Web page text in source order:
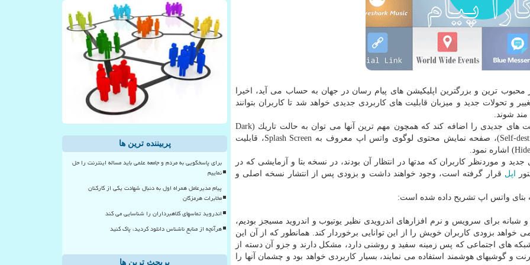
ترین و بزرگترین اپلیكیشن های پیام رسان در جهان به حساب می آید، اخیرا
تحولات جدید و میزبان قابلیت های كاربردی جدیدی خواهد شد تا كاربران بتوانند
واتس اپ در نسخه جدید و آزمایشی خود می خواهد قابلیت های جدیدی را اضافه كند كه همچون مهم ترین آنها می توان به حالت تاریك (Dark
Mode)، پیام های با قابلیت خود تخریبی (Self-destructing messages)، صفحه نمایش محتوی لوگوی واتس اپ معروف به Splash Screen، قابلیت
و موردنظر كاربران كه مدتها در انتظار آن بودند، در نسخه بتا و آزمایشی كه در
اپل قرار گرفته است، وجود خواهند داشت و بزودی پس از انتشار نسخه اصلی و
بتای واتس اپ تشریح داده شده است:
شبانه برای سرویس و نرم افزارهای اندرویدی نظیر یوتیوب و اندروید مسیجز بودیم،
بزودی كاربران خویش را از این توانایی برخوردار كند. همانطور كه از آن این
های اجتماعی كه پس زمینه سفید و روشنی دارد، مشكل دارند و جزو آن دسته از
و گوشیهای هوشمند استفاده می نمایند، بسیار كاربردی خواهد بود و چشمان آنها را
پربیننده ترین ها
برای پاسخگویی به مردم و جامعه علمی باید مساله اینترنت را حل
نماییم
پیام مدیرعامل همراه اول به دنبال شهادت یکی از کارکنان
مخابرات هرمزگان
اندروید تماسهای کلاهبرداران را شناسایی می کند
هرآنچه از منابع ناشناس دانلود کردید، پاک کنید
پربحث ترین ها